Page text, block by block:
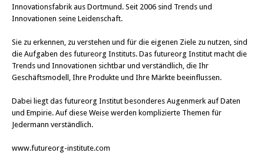
Innovationsfabrik aus Dortmund. Seit 2006 sind Trends und
Innovationen seine Leidenschaft.
Sie zu erkennen, zu verstehen und für die eigenen Ziele zu nutzen, sind
die Aufgaben des futureorg Instituts. Das futureorg Institut macht die
Trends und Innovationen sichtbar und verständlich, die Ihr
Geschäftsmodell, Ihre Produkte und Ihre Märkte beeinflussen.
Dabei liegt das futureorg Institut besonderes Augenmerk auf Daten
und Empirie. Auf diese Weise werden komplizierte Themen für
Jedermann verständlich.
www.futureorg-institute.com